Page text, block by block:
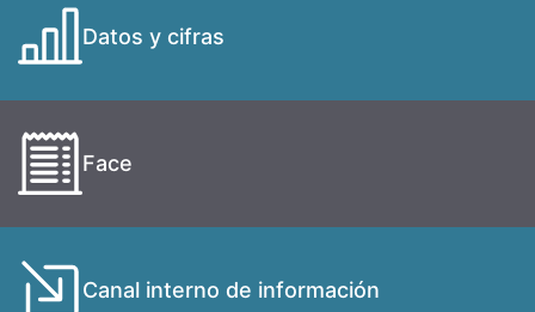
Datos y cifras
Face
Canal interno de información